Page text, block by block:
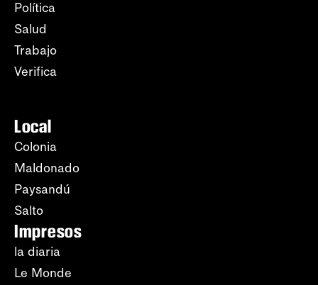
Política
Salud
Trabajo
Verifica
Local
Colonia
Maldonado
Paysandú
Salto
Impresos
la diaria
Le Monde